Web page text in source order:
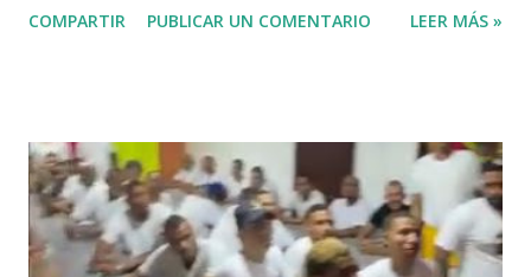
COMPARTIR PUBLICAR UN COMENTARIO LEER MÁS »